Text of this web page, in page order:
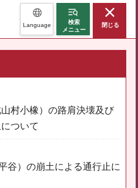
Language
検索
メニュー
閉じる
村小橡）の路肩決壊及び
ついて
谷）の崩土による通行止に